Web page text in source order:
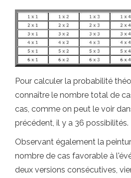
Pour calculer la probabilité
connaître le nombre total de
cas, comme on peut le voir
précédent, il y a 36 possibilités.
Observant également la
nombre de cas favorable à
deux versions consécutives,